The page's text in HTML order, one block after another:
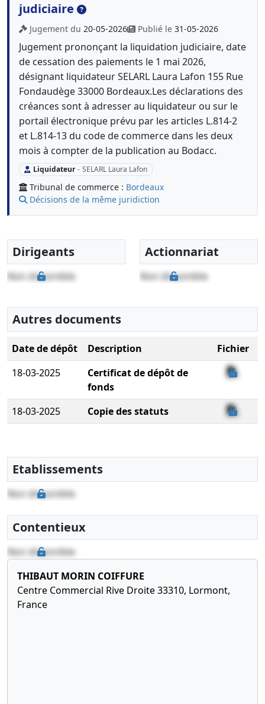
judiciaire
Jugement du 20-05-2026 Publié le 31-05-2026
Jugement prononçant la liquidation judiciaire, date
de cessation des paiements le 1 mai 2026,
désignant liquidateur SELARL Laura Lafon 155 Rue
Fondaudège 33000 Bordeaux.Les déclarations des
créances sont à adresser au liquidateur ou sur le
portail électronique prévu par les articles L.814-2
et L.814-13 du code de commerce dans les deux
mois à compter de la publication au Bodacc.
Liquidateur - SELARL Laura Lafon
Tribunal de commerce : Bordeaux
Décisions de la même juridiction
Dirigeants
Non disponible
Actionnariat
Non disponible
Autres documents
Date de dépôt Description
Fichier
18-03-2025
Certificat de dépôt de
fonds
18-03-2025
Copie des statuts
Etablissements
Non disponible
Contentieux
Non disponible
THIBAUT MORIN COIFFURE
Centre Commercial Rive Droite 33310, Lormont,
France